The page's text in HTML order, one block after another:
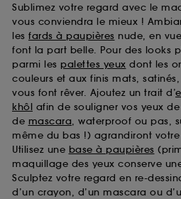
Sublimez votre regard avec le
vous conviendra le mieux !
les fards à paupières nude, en
font la part belle. Pour des looks
parmi les palettes yeux dont les
couleurs et aux finis mats,
vous font rêver. Ajoutez un trait d’
khôl afin de souligner vos yeux
de mascara, waterproof ou pas,
même du bas !) agrandiront
Utilisez une base à paupières
maquillage des yeux conserve
Sculptez votre regard en re-
d’un crayon, d’un mascara ou